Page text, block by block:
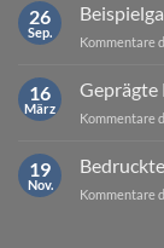
26
Sep.
Kommentare
16
März
Geprägte
Kommentare
19
Nov.
Kommentare